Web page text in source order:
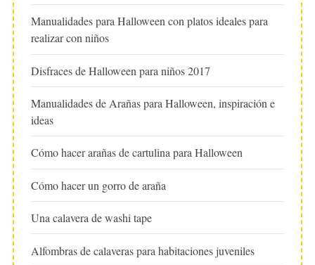
Manualidades para Halloween con platos ideales para
realizar con niños
Disfraces de Halloween para niños 2017
Manualidades de Arañas para Halloween, inspiración e
ideas
Cómo hacer arañas de cartulina para Halloween
Cómo hacer un gorro de araña
Una calavera de washi tape
Alfombras de calaveras para habitaciones juveniles